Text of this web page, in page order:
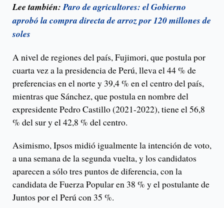
Lee también:Paro de agricultores: el Gobierno
aprobó la compra directa de arroz por 120 millones de
soles
A nivel de regiones del país, Fujimori, que postula por
cuarta vez a la presidencia de Perú, lleva el 44 % de
preferencias en el norte y 39,4 % en el centro del país,
mientras que Sánchez, que postula en nombre del
expresidente Pedro Castillo (2021-2022), tiene el 56,8
% del sur y el 42,8 % del centro.
Asimismo, Ipsos midió igualmente la intención de voto,
a una semana de la segunda vuelta, y los candidatos
aparecen a sólo tres puntos de diferencia, con la
candidata de Fuerza Popular en 38 % y el postulante de
Juntos por el Perú con 35 %.